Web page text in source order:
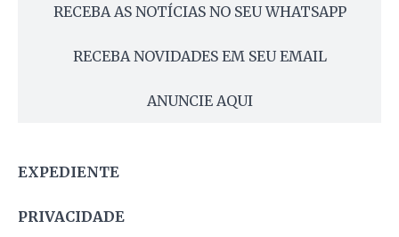
RECEBA AS NOTÍCIAS NO SEU WHATSAPP
RECEBA NOVIDADES EM SEU EMAIL
ANUNCIE AQUI
EXPEDIENTE
PRIVACIDADE